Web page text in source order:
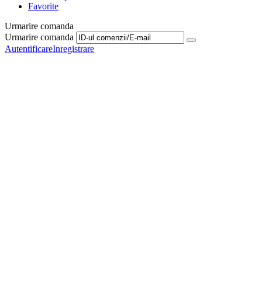
Favorite
Urmarire comanda
Urmarire comanda
AutentificareInregistrare